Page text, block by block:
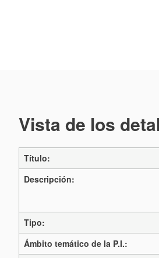
Vista de los
Título:
Descripción:
Tipo:
Ámbito temático de la P.I.: